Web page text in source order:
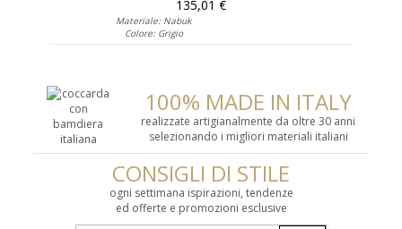
135,01 €
Materiale: Nabuk
Colore: Grigio
100% MADE IN ITALY
realizzate artigianalmente da oltre 30 anni
selezionando i migliori materiali italiani
CONSIGLI DI STILE
ogni settimana ispirazioni, tendenze
ed offerte e promozioni esclusive